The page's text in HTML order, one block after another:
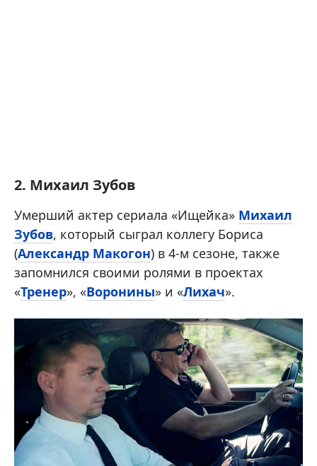
2. Михаил Зубов
Умерший актер сериала «Ищейка» Михаил
Зубов, который сыграл коллегу Бориса
(Александр Макогон) в 4-м сезоне, также
запомнился своими ролями в проектах
«Тренер», «Воронины» и «Лихач».